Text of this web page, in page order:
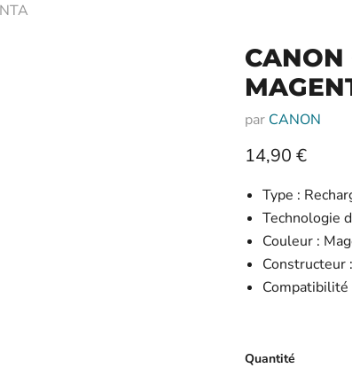
CANON
par CANON
Prix actuel
14,90 €
Type :
Technologie
Couleur :
Constructeur
Compatibilité
Quantité